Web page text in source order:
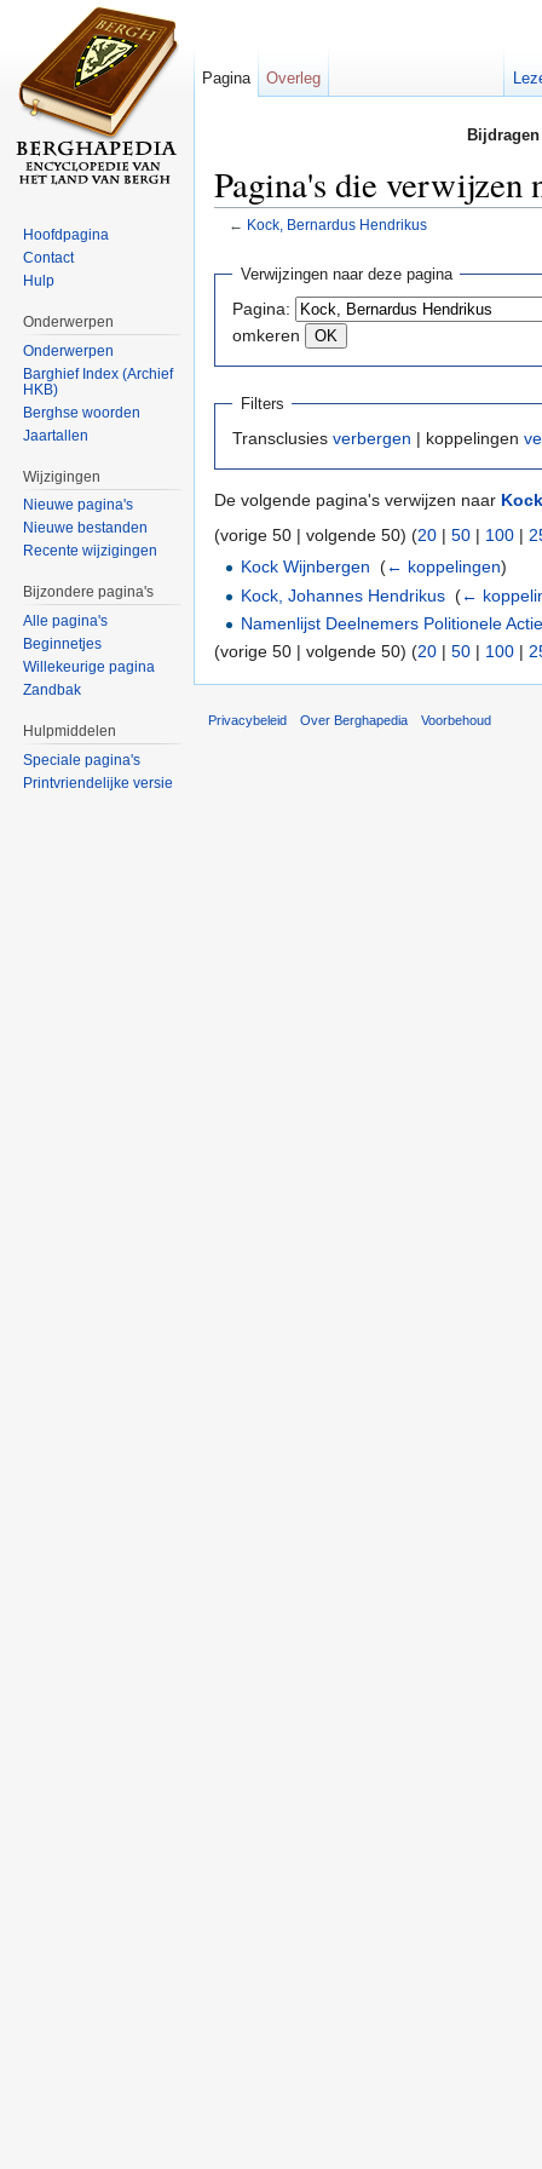
Pagina's die
← Kock, Bernardus Hendrikus
Verwijzingen naar deze pagina
Pagina:
omkeren
Filters
Transclusies verbergen | koppelingen
De volgende pagina's verwijzen naar
(vorige 50 | volgende 50) (20 | 50 | 100 |
Kock Wijnbergen ‎(← koppelingen)
Kock, Johannes Hendrikus ‎(←
Namenlijst Deelnemers Politionele
(vorige 50 | volgende 50) (20 | 50 | 100 |
Pagina Overleg
Hoofdpagina
Contact
Hulp
Onderwerpen
Onderwerpen
Barghief Index (Archief
HKB)
Berghse woorden
Jaartallen
Wijzigingen
Nieuwe pagina's
Nieuwe bestanden
Recente wijzigingen
Bijzondere pagina's
Alle pagina's
Beginnetjes
Willekeurige pagina
Zandbak
Hulpmiddelen
Speciale pagina's
Printvriendelijke versie
Privacybeleid Over Berghapedia Voorbehoud